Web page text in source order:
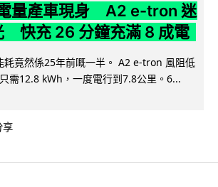
量產車現身 A2 e-tron 迷
快充 26 分鐘充滿 8 成電
竟然係25年前嘅一半。 A2 e-tron 風阻低
需12.8 kWh，一度電行到7.8公里。6...
享